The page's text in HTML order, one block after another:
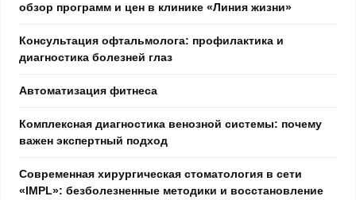
обзор программ и цен в клинике «Линия жизни»
Консультация офтальмолога: профилактика и
диагностика болезней глаз
Автоматизация фитнеса
Комплексная диагностика венозной системы: почему
важен экспертный подход
Современная хирургическая стоматология в сети
«IMPL»: безболезненные методики и восстановление